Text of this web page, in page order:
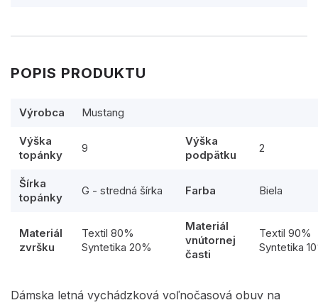
POPIS PRODUKTU
Výrobca Mustang
Výška
topánky
9
Výška
podpätku
2
Šírka
topánky
G - stredná šírka Farba Biela
Materiál
zvršku
Textil 80%
Syntetika 20%
Materiál
vnútornej
časti
Textil 90%
Syntetika
Dámska letná vychádzková voľnočasová obuv na